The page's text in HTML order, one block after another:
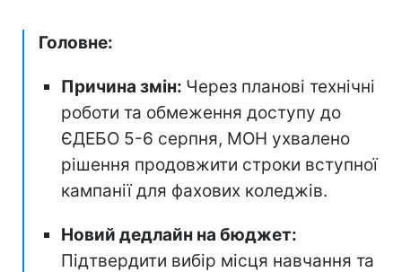
Головне:
Причина змін: Через планові технічні
роботи та обмеження доступу до
ЄДЕБО 5-6 серпня, МОН ухвалено
рішення продовжити строки вступної
кампанії для фахових коледжів.
Новий дедлайн на бюджет:
Підтвердити вибір місця навчання та